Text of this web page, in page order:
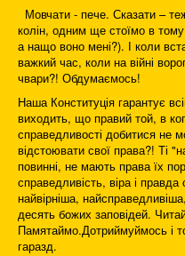
Мовчати - пече. Сказати –
колін, одним ще стоїмо в
а нащо воно мені?). І коли
важкий час, коли на війні
чвари?! Обдумаємось!
Наша Конституція гарантує
виходить, що правий той, в
справедливості добитися не
відстоювати свої права?! Ті
повинні, не мають права їх
справедливість, віра і
найвірніша,
десять божих заповідей.
Памятаймо.Дотриймуймось і
гаразд.